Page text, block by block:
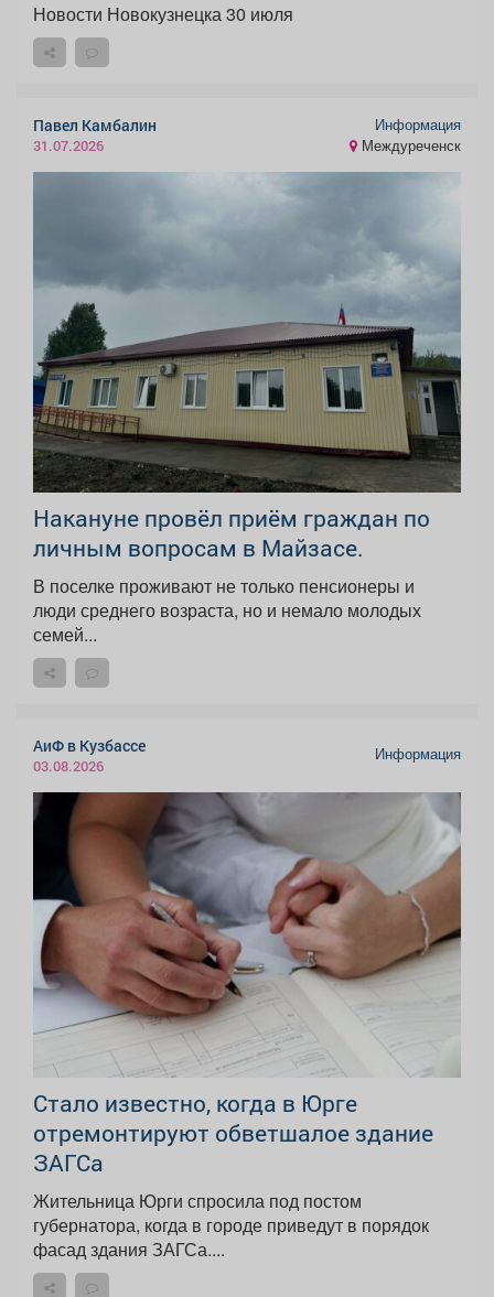
Новости Новокузнецка 30 июля
Павел Камбалин
31.07.2026
Информация
Междуреченск
Накануне провёл приём граждан по
личным вопросам в Майзасе.
В поселке проживают не только пенсионеры и
люди среднего возраста, но и немало молодых
семей...
АиФ в Кузбассе
03.08.2026
Информация
Стало известно, когда в Юрге
отремонтируют обветшалое здание
ЗАГСа
Жительница Юрги спросила под постом
губернатора, когда в городе приведут в порядок
фасад здания ЗАГСа....